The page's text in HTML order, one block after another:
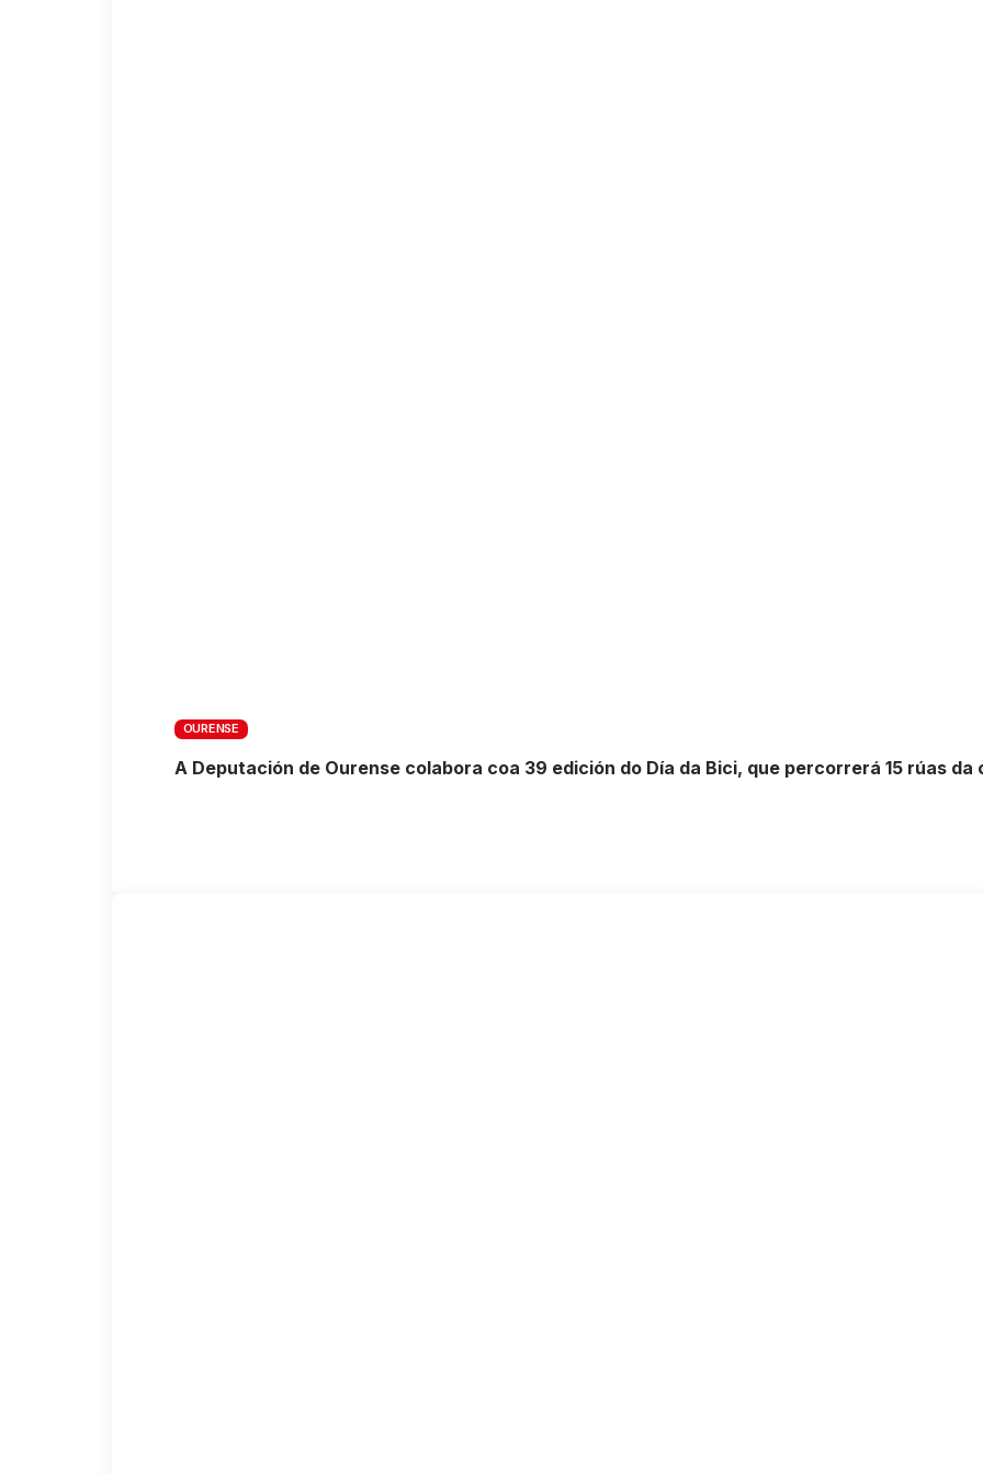
OURENSE
A Deputación de Ourense colabora coa 39 edición do Día da Bici, que percorrerá 15 rúas da